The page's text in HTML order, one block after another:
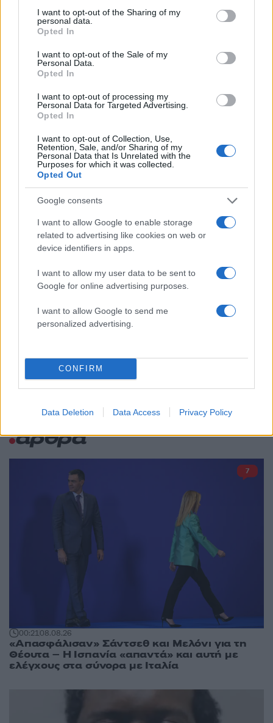
not limited to your visit or usage behaviour. You may click to
grant or deny consent to Google and its third-party tags to
use your data for below specified purposes in below Google
consent section.
I want to opt-out of the Sharing of my
personal data.
Opted In
I want to opt-out of the Sale of my
Personal Data.
Opted In
I want to opt-out of processing my
Personal Data for Targeted Advertising.
Opted In
I want to opt-out of Collection, Use,
Retention, Sale, and/or Sharing of my
Personal Data that Is Unrelated with the
Purposes for which it was collected.
Opted Out
Google consents
I want to allow Google to enable storage
related to advertising like cookies on web or
device identifiers in apps.
I want to allow my user data to be sent to
Google for online advertising purposes.
I want to allow Google to send me
personalized advertising.
CONFIRM
Data Deletion Data Access Privacy Policy
Γερμανία: Συνελήφθη 31χρονος για τρεις
ανθρωποκτονίες μελών της greek mafia
πρώην σύζυγος του Βασίλη Χιώτη
Πιο σχολιασμένα
Canadair 515: Οι πρώτες εικόνες από την
κατασκευή του αεροσκάφους που θα
επιχειρεί και τη νύχτα στα μέτωπα της
φωτιάς
Βγήκαν ξανά τα μαχαίρια στην Ελπίδα
για τη Δημοκρατία: «Καρυστιανού,
Γρατσία και Γαλανός μετέτρεψαν το
κίνημα σε φοβικό αρχηγικό κόμμα»
Μεταφορές χρημάτων: Πότε μπορεί να
θεωρηθούν δωρεές και να επιβληθεί
φόρος – Τι ισχυεί για τις γονικές παροχές
Aναστέλλονται τα τακτικά ραντεβού του
αγγειοχειρουργού του νοσοκομείου
γιατρού
Στα Χανιά για ολιγοήμερες διακοπές ο
Κόσμος: Περισσότερα
άρθρα
00:2108.08.26
«Απασφάλισαν» Σάντσεθ και Μελόνι για τη
Θέουτα – Η Ισπανία «απαντά» και αυτή με
ελέγχους στα σύνορα με Ιταλία
7